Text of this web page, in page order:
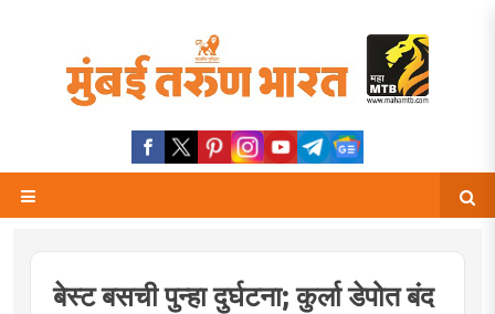
बेस्ट बसची पुन्हा दुर्घटना; कुर्ला डेपोत बंद